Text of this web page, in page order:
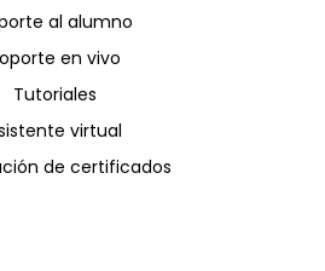
al alumno
en vivo
Tutoriales
virtual
de certificados